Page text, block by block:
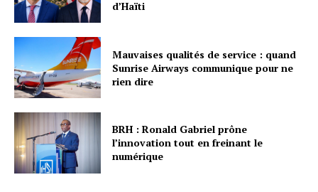
d’Haïti
Mauvaises qualités de service : quand
Sunrise Airways communique pour ne
rien dire
BRH : Ronald Gabriel prône
l’innovation tout en freinant le
numérique